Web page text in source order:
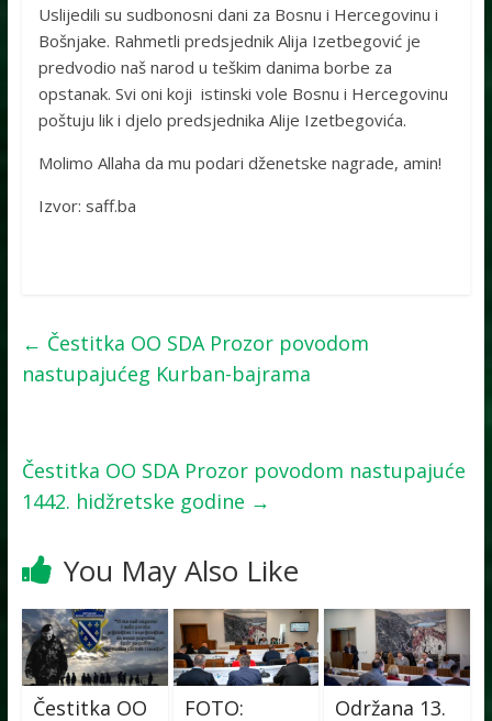
Uslijedili su sudbonosni dani za Bosnu i Hercegovinu i
Bošnjake. Rahmetli predsjednik Alija Izetbegović je
predvodio naš narod u teškim danima borbe za
opstanak. Svi oni koji istinski vole Bosnu i Hercegovinu
poštuju lik i djelo predsjednika Alije Izetbegovića.
Molimo Allaha da mu podari dženetske nagrade, amin!
Izvor: saff.ba
← Čestitka OO SDA Prozor povodom
nastupajućeg Kurban-bajrama
Čestitka OO SDA Prozor povodom nastupajuće
1442. hidžretske godine →
You May Also Like
Čestitka OO
FOTO:
Održana 13.